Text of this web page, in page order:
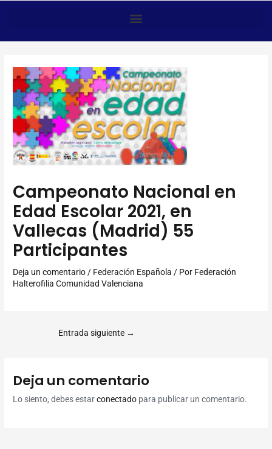
Campeonato Nacional en
Edad Escolar 2021, en
Vallecas (Madrid) 55
Participantes
Deja un comentario/ Federación Española / Por Federación
Halterofilia Comunidad Valenciana
Entrada siguiente →
Deja un comentario
Lo siento, debes estarconectado para publicar un comentario.